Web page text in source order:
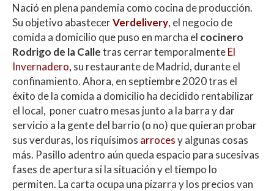
Nació en plena pandemia como cocina de producción.
Su objetivo abastecerVerdelivery, el negocio de
comida a domicilio que puso en marcha el cocinero
Rodrigo de la Calletras cerrar temporalmenteEl
Invernadero, su restaurante de Madrid, durante el
confinamiento. Ahora, en septiembre 2020 tras el
éxito de la comida a domicilio ha decidido rentabilizar
el local, poner cuatro mesas junto a la barra y dar
servicio a la gente del barrio (o no) que quieran probar
sus verduras, los riquísimos arrocesy algunas cosas
más. Pasillo adentro aún queda espacio para sucesivas
fases de apertura si la situación y el tiempo lo
permiten. La carta ocupa una pizarra y los precios van